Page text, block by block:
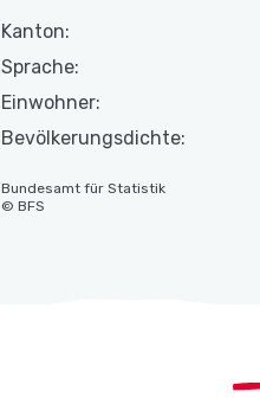
Kanton:
Sprache:
Einwohner:
Bevölkerungsdichte:
Bundesamt für Statistik
© BFS